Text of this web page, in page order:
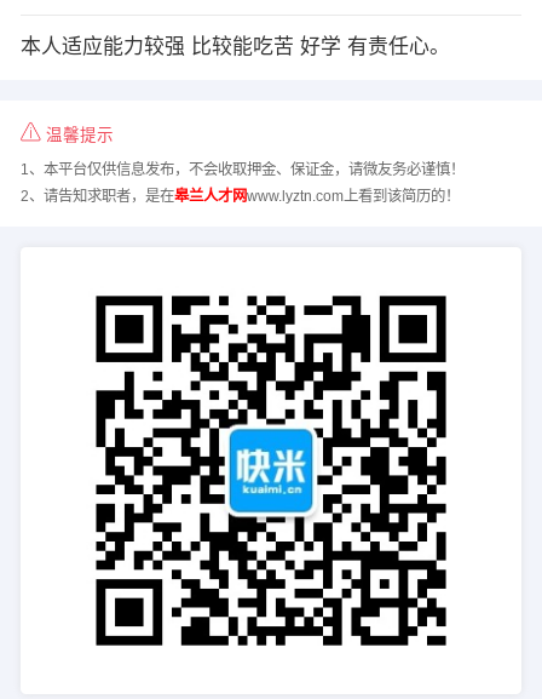
本人适应能力较强 比较能吃苦 好学 有责任心。
温馨提示
1、本平台仅供信息发布，不会收取押金、保证金，请微友务必谨慎！
2、请告知求职者，是在皋兰人才网www.lyztn.com上看到该简历的！